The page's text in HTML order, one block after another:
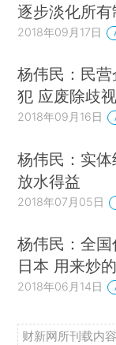
逐步淡化所
2018年09月17日
杨伟民：民
犯 应废除歧
2018年09月16日
杨伟民：实
放水得益
2018年07月05日
杨伟民：全
日本 用来炒
2018年06月14日
财新网所刊载内